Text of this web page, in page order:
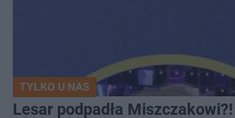
TYLKO U NAS
Lesar podpadła